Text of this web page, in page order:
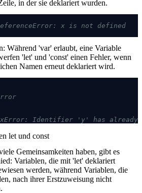
in der sie deklariert wurden.
x is not defined
Während 'var' erlaubt, eine Variable
'let' und 'const' einen Fehler, wenn
Namen erneut deklariert wird.
Identifier 'y' has already
let und const
Gemeinsamkeiten haben, gibt es
Variablen, die mit 'let' deklariert
werden, während Variablen, die
nach ihrer Erstzuweisung nicht